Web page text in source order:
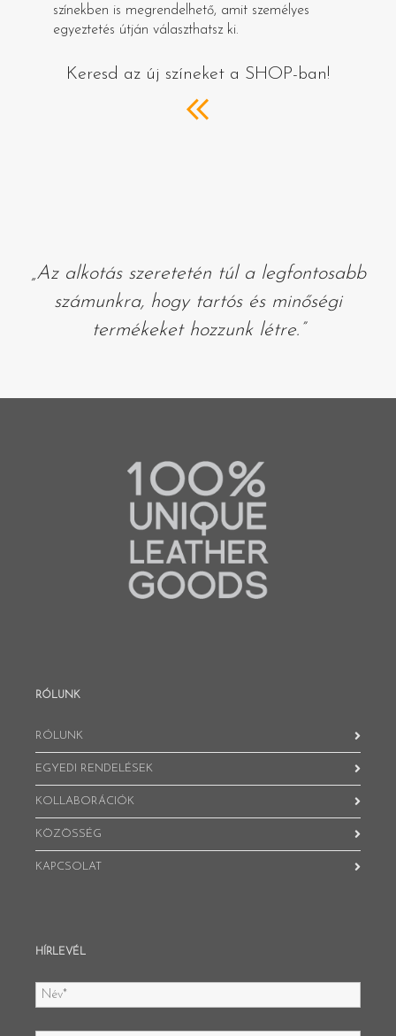
színekben is megrendelhető, amit személyes
egyeztetés útján választhatsz ki.
Keresd az új színeket a SHOP-ban!
„Az alkotás szeretetén túl a legfontosabb
számunkra, hogy tartós és minőségi
termékeket hozzunk létre.”
RÓLUNK
RÓLUNK
EGYEDI RENDELÉSEK
KOLLABORÁCIÓK
KÖZÖSSÉG
KAPCSOLAT
HÍRLEVÉL